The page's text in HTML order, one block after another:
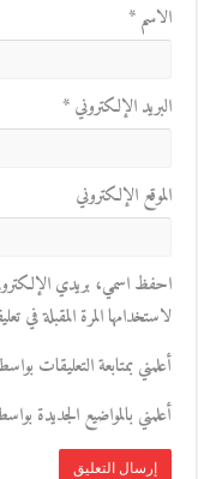
الاسم*
البريد الإلكتروني*
الموقع الإلكتروني
احفظ اسمي، بريدي
لاستخدامها المرة المقبلة في
أعلمني بمتابعة التعليقات
أعلمني بالمواضيع الجديدة